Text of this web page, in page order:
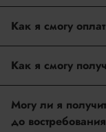
заказ. Вам
оформлении
Как я смогу
наличие товара
подтвердим
Ваш заказ, где
оплате". На
Как я смогу
Московской
регионы России, а
Могу ли я
до